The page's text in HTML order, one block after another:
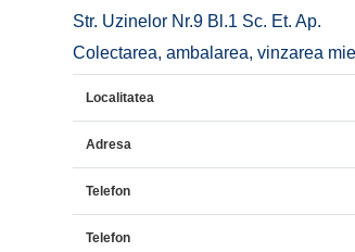
Str. Uzinelor Nr.9 Bl.1 Sc. Et. Ap.
Colectarea, ambalarea, vinzarea
Localitatea
Adresa
Telefon
Telefon